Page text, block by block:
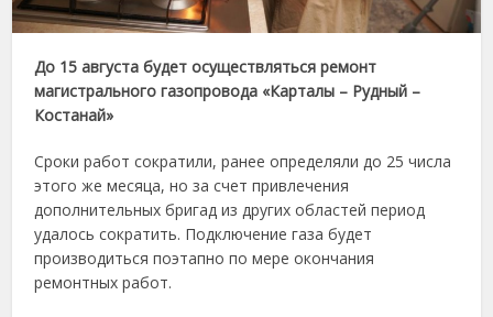
До 15 августа будет осуществляться ремонт
магистрального газопровода «Карталы – Рудный –
Костанай»
Сроки работ сократили, ранее определяли до 25 числа
этого же месяца, но за счет привлечения
дополнительных бригад из других областей период
удалось сократить. Подключение газа будет
производиться поэтапно по мере окончания
ремонтных работ.